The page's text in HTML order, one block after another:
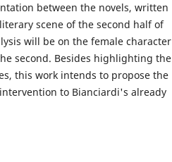
between the novels, written
scene of the second half of
will be on the female character
second. Besides highlighting the
this work intends to propose the
to Bianciardi's already